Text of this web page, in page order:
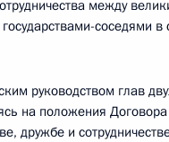
между
соседями
руководством глав
на положения Договора
дружбе и